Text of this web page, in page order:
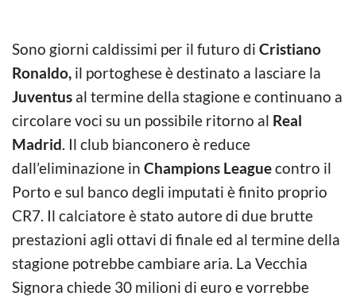
Sono giorni caldissimi per il futuro di Cristiano
Ronaldo, il portoghese è destinato a lasciare la
Juventus al termine della stagione e continuano a
circolare voci su un possibile ritorno al Real
Madrid. Il club bianconero è reduce
dall’eliminazione in Champions Leaguecontro il
Porto e sul banco degli imputati è finito proprio
CR7. Il calciatore è stato autore di due brutte
prestazioni agli ottavi di finale ed al termine della
stagione potrebbe cambiare aria. La Vecchia
Signora chiede 30 milioni di euro e vorrebbe